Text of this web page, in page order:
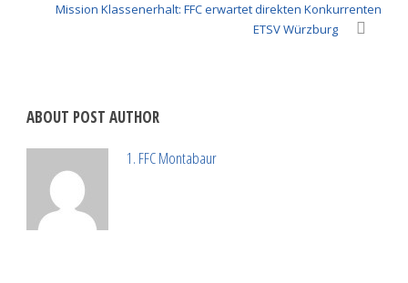
Mission Klassenerhalt: FFC erwartet direkten Konkurrenten
ETSV Würzburg
ABOUT POST AUTHOR
1. FFC Montabaur